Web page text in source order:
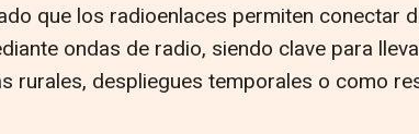
que los radioenlaces permiten conectar
ondas de radio, siendo clave para
rurales, despliegues temporales o como